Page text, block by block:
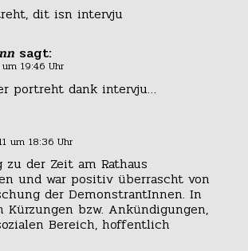
dit isn intervju
sagt:
19:46 Uhr
portreht dank intervju…
um 18:36 Uhr
der Zeit am Rathaus
und war positiv überrascht von
der DemonstrantInnen. In
Kürzungen bzw. Ankündigungen,
Bereich, hoffentlich